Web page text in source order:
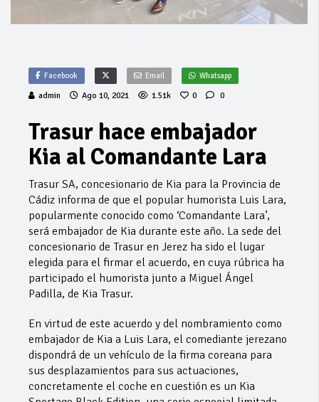
Facebook Email Whatsapp
admin Ago 10, 2021 1.51k 0 0
Trasur hace embajador
Kia al Comandante Lara
Trasur SA, concesionario de Kia para la Provincia de
Cádiz informa de que el popular humorista Luis Lara,
popularmente conocido como ‘Comandante Lara’,
será embajador de Kia durante este año. La sede del
concesionario de Trasur en Jerez ha sido el lugar
elegida para el firmar el acuerdo, en cuya rúbrica ha
participado el humorista junto a Miguel Ángel
Padilla, de Kia Trasur.
En virtud de este acuerdo y del nombramiento como
embajador de Kia a Luis Lara, el comediante jerezano
dispondrá de un vehículo de la firma coreana para
sus desplazamientos para sus actuaciones,
concretamente el coche en cuestión es un Kia